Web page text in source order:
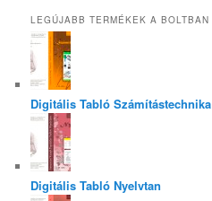
LEGÚJABB TERMÉKEK A BOLTBAN
Digitális Tabló Számítástechnika
Digitális Tabló Nyelvtan